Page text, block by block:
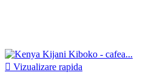
 Vizualizare rapida